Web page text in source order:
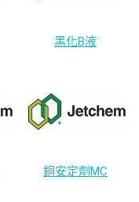
黑化B液
銅安定劑MC